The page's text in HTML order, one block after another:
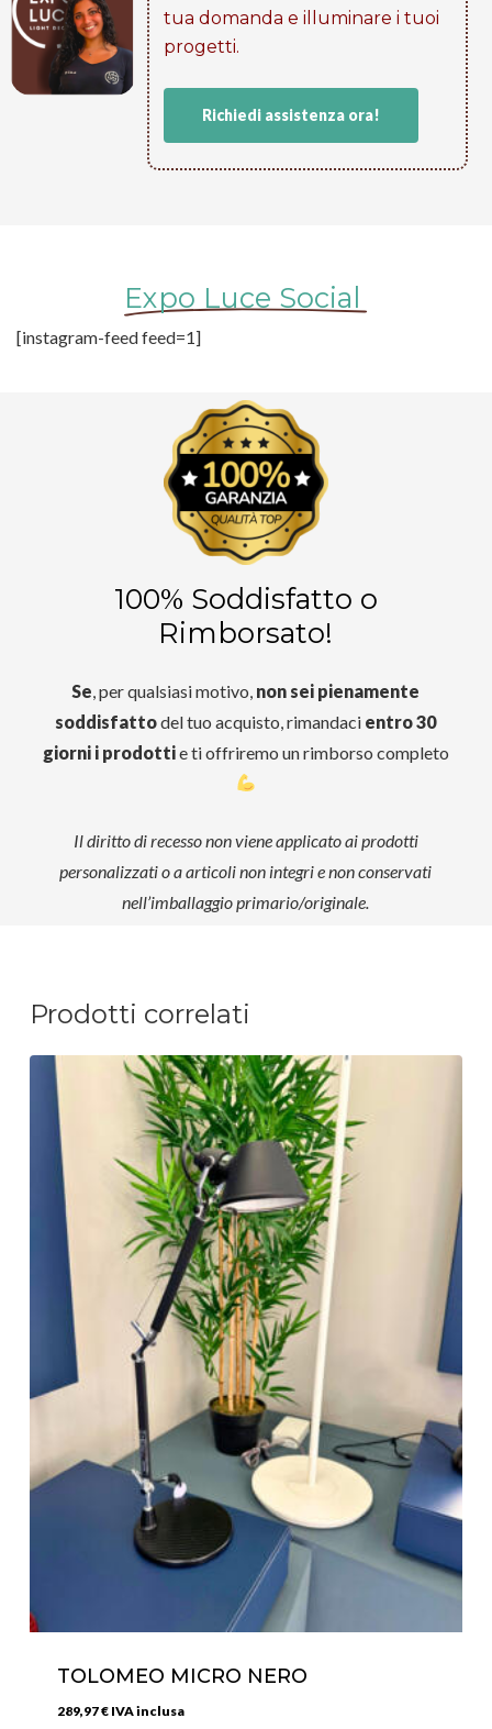
tua domanda e illuminare i tuoi
progetti​.
Richiedi assistenza ora!
Expo Luce Social
[instagram-feed feed=1]
100% Soddisfatto o
Rimborsato!
Se, per qualsiasi motivo, non sei pienamente
soddisfattodel tuo acquisto, rimandaci entro 30
giorni i prodottie ti offriremo un rimborso completo
Il diritto di recesso non viene applicato ai prodotti
personalizzati o a articoli non integri e non conservati
nell’imballaggio primario/originale.
Prodotti correlati
TOLOMEO MICRO NERO
289,97€ IVA inclusa